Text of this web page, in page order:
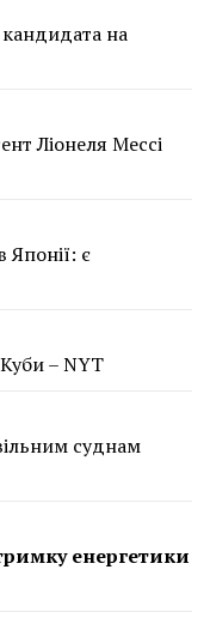
кандидата на
Ліонеля Мессі
Японії: є
– NYT
суднам
енергетики